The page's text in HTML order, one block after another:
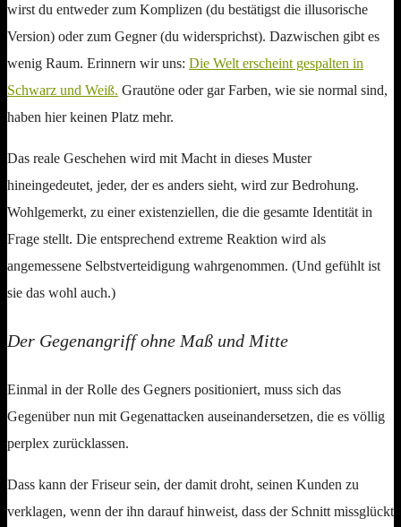
wirst du entweder zum Komplizen (du bestätigst die illusorische
Version) oder zum Gegner (du widersprichst). Dazwischen gibt es
wenig Raum. Erinnern wir uns: Die Welt erscheint gespalten in
Schwarz und Weiß. Grautöne oder gar Farben, wie sie normal sind,
haben hier keinen Platz mehr.
Das reale Geschehen wird mit Macht in dieses Muster
hineingedeutet, jeder, der es anders sieht, wird zur Bedrohung.
Wohlgemerkt, zu einer existenziellen, die die gesamte Identität in
Frage stellt. Die entsprechend extreme Reaktion wird als
angemessene Selbstverteidigung wahrgenommen. (Und gefühlt ist
sie das wohl auch.)
Der Gegenangriff ohne Maß und Mitte
Einmal in der Rolle des Gegners positioniert, muss sich das
Gegenüber nun mit Gegenattacken auseinandersetzen, die es völlig
perplex zurücklassen.
Dass kann der Friseur sein, der damit droht, seinen Kunden zu
verklagen, wenn der ihn darauf hinweist, dass der Schnitt missglückt